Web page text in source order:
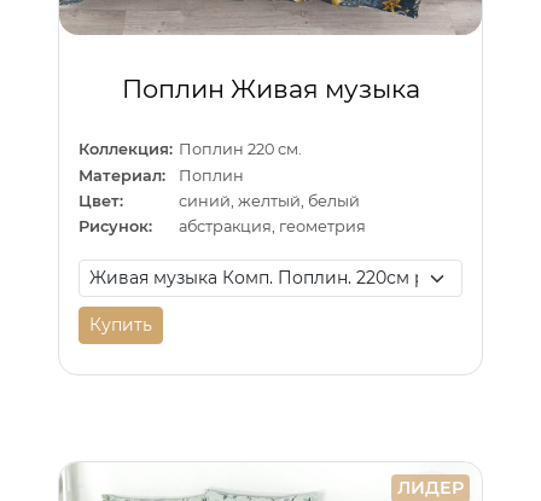
Поплин Живая музыка
Коллекция: Поплин 220 см.
Материал:
Поплин
Цвет:
синий, желтый, белый
Рисунок:
абстракция, геометрия
Купить
ЛИДЕР